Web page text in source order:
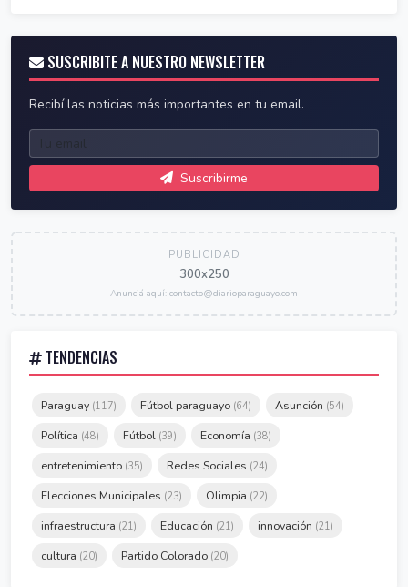
SUSCRIBITE A NUESTRO NEWSLETTER
Recibí las noticias más importantes en tu email.
Suscribirme
PUBLICIDAD
300x250
Anunciá aquí: contacto@diarioparaguayo.com
TENDENCIAS
Paraguay (117) Fútbol paraguayo (64) Asunción (54)
Política (48) Fútbol (39) Economía (38)
entretenimiento (35) Redes Sociales (24)
Elecciones Municipales (23) Olimpia (22)
infraestructura (21) Educación (21) innovación (21)
cultura (20) Partido Colorado (20)